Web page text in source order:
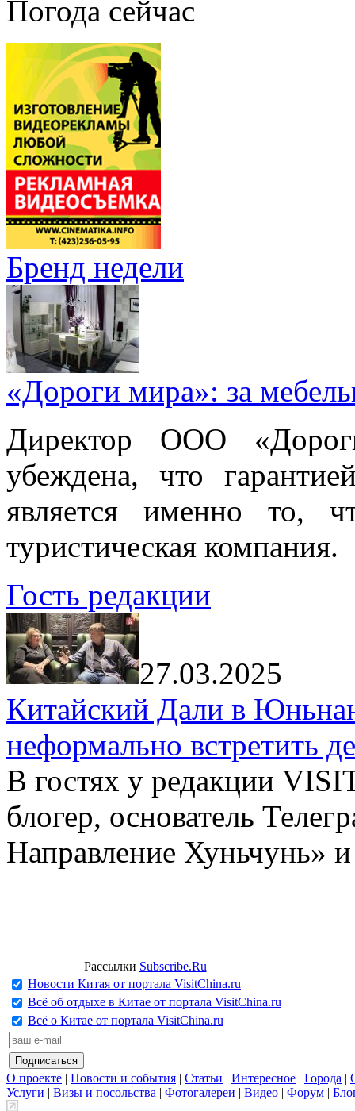
Погода сейчас
Бренд недели
«Дороги мира»: за
Директор ООО
убеждена, что
является именно то,
туристическая компания.
Гость редакции
27.03.2025
Китайский Дали в
неформально встретить
В гостях у редакции
блогер, основатель
Направление Хуньчунь»
Рассылки Subscribe.Ru
Новости Китая от портала VisitChina.ru
Всё об отдыхе в Китае от портала VisitChina.ru
Всё о Китае от портала VisitChina.ru
О проекте | Новости и события | Статьи | Интересное | Города |
Услуги | Визы и посольства | Фотогалереи | Видео | Форум |